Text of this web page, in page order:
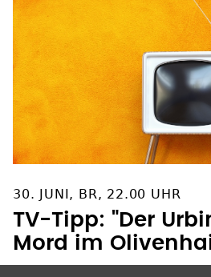
30. JUNI, BR, 22.00 UHR
TV-Tipp: "Der